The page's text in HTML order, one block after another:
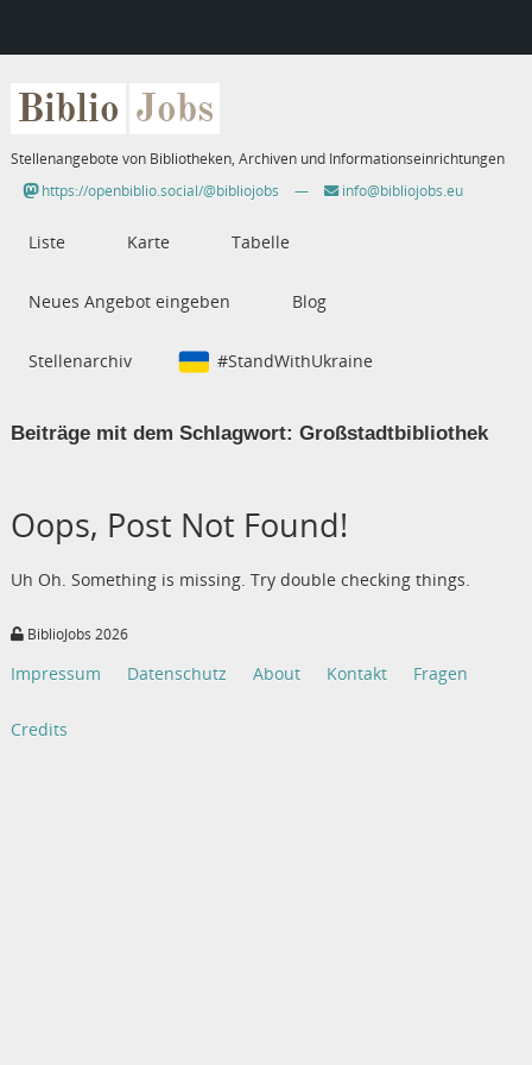
Biblio Jobs
Stellenangebote von Bibliotheken, Archiven und Informationseinrichtungen
https://openbiblio.social/@bibliojobs
— info@bibliojobs.eu
Liste Karte Tabelle
Neues Angebot eingeben Blog
Stellenarchiv #StandWithUkraine
Beiträge mit dem Schlagwort: Großstadtbibliothek
Oops, Post Not Found!
Uh Oh. Something is missing. Try double checking things.
BiblioJobs 2026
Impressum Datenschutz About Kontakt Fragen
Credits